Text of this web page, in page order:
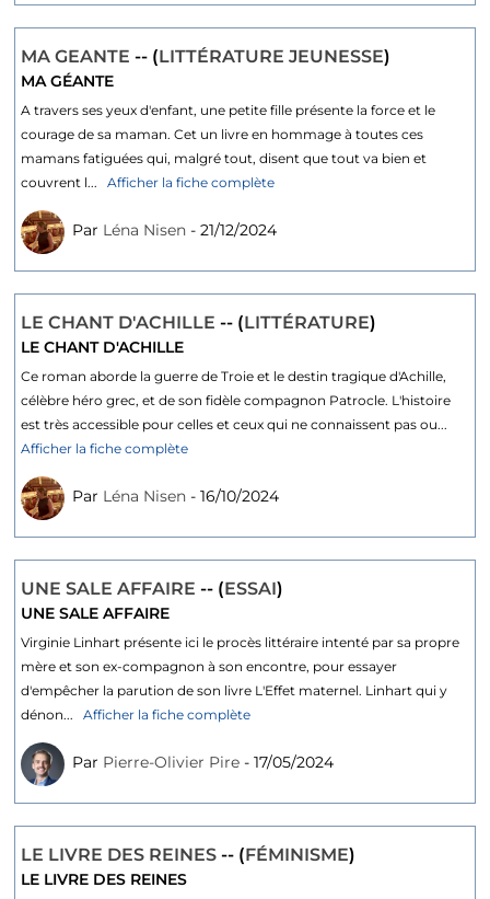
MA GEANTE-- (LITTÉRATURE JEUNESSE)
MA GÉANTE
A travers ses yeux d'enfant, une petite fille présente la force et le
courage de sa maman. Cet un livre en hommage à toutes ces
mamans fatiguées qui, malgré tout, disent que tout va bien et
couvrent l...
Afficher la fiche complète
Par Léna Nisen- 21/12/2024
LE CHANT D'ACHILLE-- (LITTÉRATURE)
LE CHANT D'ACHILLE
Ce roman aborde la guerre de Troie et le destin tragique d'Achille,
célèbre héro grec, et de son fidèle compagnon Patrocle. L'histoire
est très accessible pour celles et ceux qui ne connaissent pas ou...
Afficher la fiche complète
Par Léna Nisen- 16/10/2024
UNE SALE AFFAIRE-- (ESSAI)
UNE SALE AFFAIRE
Virginie Linhart présente ici le procès littéraire intenté par sa propre
mère et son ex-compagnon à son encontre, pour essayer
d'empêcher la parution de son livre L'Effet maternel. Linhart qui y
dénon...
Afficher la fiche complète
Par Pierre-Olivier Pire- 17/05/2024
LE LIVRE DES REINES-- (FÉMINISME)
LE LIVRE DES REINES